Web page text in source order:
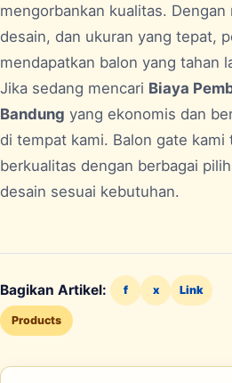
mengorbankan kualitas. Dengan
desain, dan ukuran yang tepat,
mendapatkan balon yang tahan
Jika sedang mencari Biaya
Bandung yang ekonomis dan
di tempat kami. Balon gate kami
berkualitas dengan berbagai
desain sesuai kebutuhan.
Bagikan Artikel: f x Link
Products